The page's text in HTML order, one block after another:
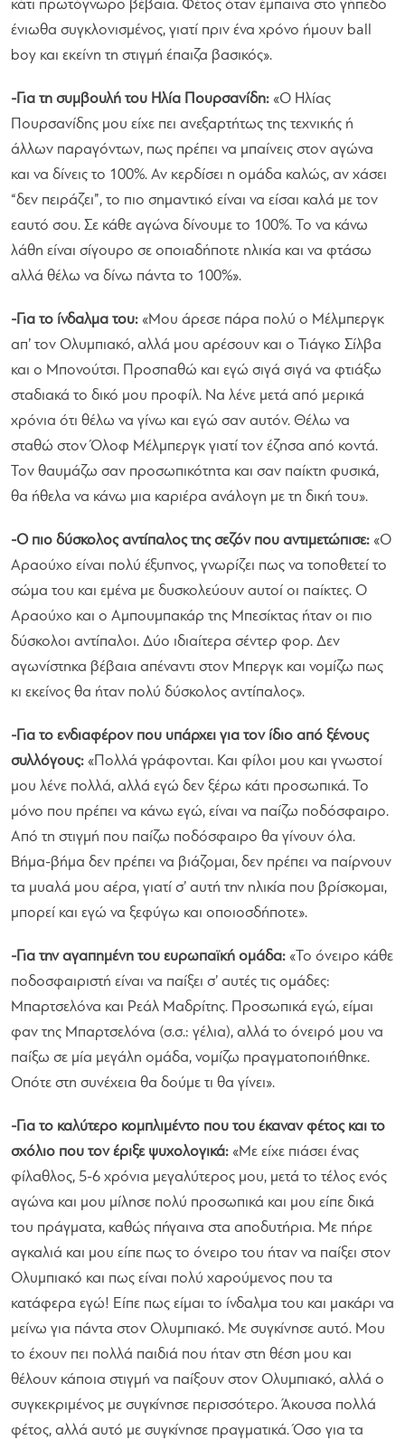
κάτι πρωτόγνωρο βέβαια. Φέτος όταν έμπαινα στο γήπεδο
ένιωθα συγκλονισμένος, γιατί πριν ένα χρόνο ήμουν ball
boy και εκείνη τη στιγμή έπαιζα βασικός».
-Για τη συμβουλή του Ηλία Πουρσανίδη: «Ο Ηλίας
Πουρσανίδης μου είχε πει ανεξαρτήτως της τεχνικής ή
άλλων παραγόντων, πως πρέπει να μπαίνεις στον αγώνα
και να δίνεις το 100%. Αν κερδίσει η ομάδα καλώς, αν χάσει
“δεν πειράζει”, το πιο σημαντικό είναι να είσαι καλά με τον
εαυτό σου. Σε κάθε αγώνα δίνουμε το 100%. Το να κάνω
λάθη είναι σίγουρο σε οποιαδήποτε ηλικία και να φτάσω
αλλά θέλω να δίνω πάντα το 100%».
-Για το ίνδαλμα του: «Μου άρεσε πάρα πολύ ο Μέλμπεργκ
απ’ τον Ολυμπιακό, αλλά μου αρέσουν και ο Τιάγκο Σίλβα
και ο Μπονούτσι. Προσπαθώ και εγώ σιγά σιγά να φτιάξω
σταδιακά το δικό μου προφίλ. Να λένε μετά από μερικά
χρόνια ότι θέλω να γίνω και εγώ σαν αυτόν. Θέλω να
σταθώ στον Όλοφ Μέλμπεργκ γιατί τον έζησα από κοντά.
Τον θαυμάζω σαν προσωπικότητα και σαν παίκτη φυσικά,
θα ήθελα να κάνω μια καριέρα ανάλογη με τη δική του».
-Ο πιο δύσκολος αντίπαλος της σεζόν που αντιμετώπισε: «Ο
Αραούχο είναι πολύ έξυπνος, γνωρίζει πως να τοποθετεί το
σώμα του και εμένα με δυσκολεύουν αυτοί οι παίκτες. Ο
Αραούχο και ο Αμπουμπακάρ της Μπεσίκτας ήταν οι πιο
δύσκολοι αντίπαλοι. Δύο ιδιαίτερα σέντερ φορ. Δεν
αγωνίστηκα βέβαια απέναντι στον Μπεργκ και νομίζω πως
κι εκείνος θα ήταν πολύ δύσκολος αντίπαλος».
-Για το ενδιαφέρον που υπάρχει για τον ίδιο από ξένους
συλλόγους: « Πολλά γράφονται. Και φίλοι μου και γνωστοί
μου λένε πολλά, αλλά εγώ δεν ξέρω κάτι προσωπικά. Το
μόνο που πρέπει να κάνω εγώ, είναι να παίζω ποδόσφαιρο.
Από τη στιγμή που παίζω ποδόσφαιρο θα γίνουν όλα.
Βήμα-βήμα δεν πρέπει να βιάζομαι, δεν πρέπει να παίρνουν
τα μυαλά μου αέρα, γιατί σ’ αυτή την ηλικία που βρίσκομαι,
μπορεί και εγώ να ξεφύγω και οποιοσδήποτε».
-Για την αγαπημένη του ευρωπαϊκή ομάδα: « Το όνειρο κάθε
ποδοσφαιριστή είναι να παίξει σ’ αυτές τις ομάδες:
Μπαρτσελόνα και Ρεάλ Μαδρίτης. Προσωπικά εγώ, είμαι
φαν της Μπαρτσελόνα (σ.σ.: γέλια), αλλά το όνειρό μου να
παίξω σε μία μεγάλη ομάδα, νομίζω πραγματοποιήθηκε.
Οπότε στη συνέχεια θα δούμε τι θα γίνει».
-Για το καλύτερο κομπλιμέντο που του έκαναν φέτος και το
σχόλιο που τον έριξε ψυχολογικά: «Με είχε πιάσει ένας
φίλαθλος, 5-6 χρόνια μεγαλύτερος μου, μετά το τέλος ενός
αγώνα και μου μίλησε πολύ προσωπικά και μου είπε δικά
του πράγματα, καθώς πήγαινα στα αποδυτήρια. Με πήρε
αγκαλιά και μου είπε πως το όνειρο του ήταν να παίξει στον
Ολυμπιακό και πως είναι πολύ χαρούμενος που τα
κατάφερα εγώ! Είπε πως είμαι το ίνδαλμα του και μακάρι να
μείνω για πάντα στον Ολυμπιακό. Με συγκίνησε αυτό. Μου
το έχουν πει πολλά παιδιά που ήταν στη θέση μου και
θέλουν κάποια στιγμή να παίξουν στον Ολυμπιακό, αλλά ο
συγκεκριμένος με συγκίνησε περισσότερο. Άκουσα πολλά
φέτος, αλλά αυτό με συγκίνησε πραγματικά. Όσο για τα